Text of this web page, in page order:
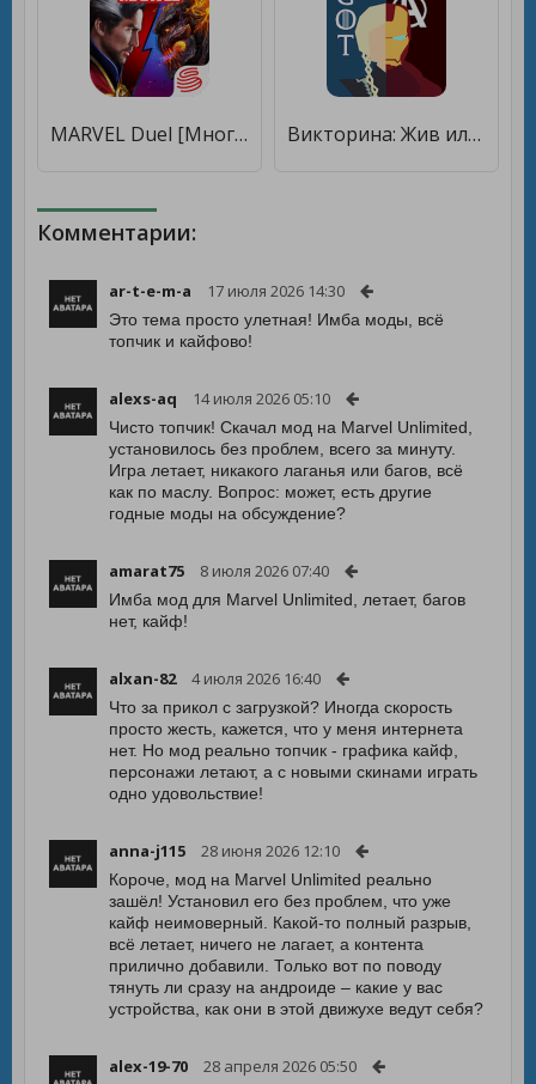
MARVEL Duel [Много денег] Викторина: Жив или Мертв? Marvel Игра Престолов [Много денег]
Комментарии:
ar-t-e-m-a 17 июля 2026 14:30
Это тема просто улетная! Имба моды, всё
топчик и кайфово!
alexs-aq 14 июля 2026 05:10
Чисто топчик! Скачал мод на Marvel Unlimited,
установилось без проблем, всего за минуту.
Игра летает, никакого лаганья или багов, всё
как по маслу. Вопрос: может, есть другие
годные моды на обсуждение?
amarat75 8 июля 2026 07:40
Имба мод для Marvel Unlimited, летает, багов
нет, кайф!
alxan-82 4 июля 2026 16:40
Что за прикол с загрузкой? Иногда скорость
просто жесть, кажется, что у меня интернета
нет. Но мод реально топчик - графика кайф,
персонажи летают, а с новыми скинами играть
одно удовольствие!
anna-j115 28 июня 2026 12:10
Короче, мод на Marvel Unlimited реально
зашёл! Установил его без проблем, что уже
кайф неимоверный. Какой-то полный разрыв,
всё летает, ничего не лагает, а контента
прилично добавили. Только вот по поводу
тянуть ли сразу на андроиде – какие у вас
устройства, как они в этой движухе ведут себя?
alex-19-70 28 апреля 2026 05:50